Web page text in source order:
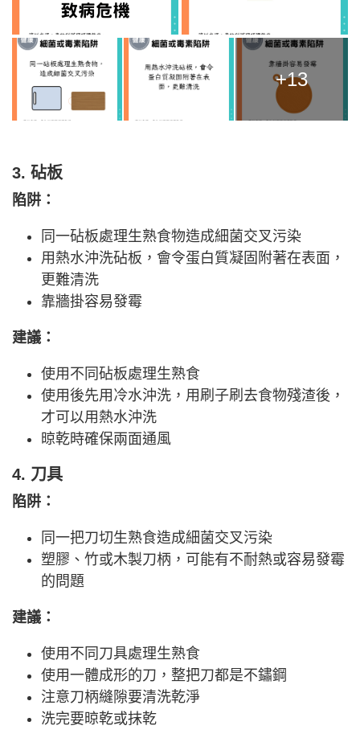
+13
3. 砧板
陷阱：
同一砧板處理生熟食物造成細菌交叉污染
用熱水沖洗砧板，會令蛋白質凝固附著在表面，
更難清洗
靠牆掛容易發霉
建議：
使用不同砧板處理生熟食
使用後先用冷水沖洗，用刷子刷去食物殘渣後，
才可以用熱水沖洗
晾乾時確保兩面通風
4. 刀具
陷阱：
同一把刀切生熟食造成細菌交叉污染
塑膠、竹或木製刀柄，可能有不耐熱或容易發霉
的問題
建議：
使用不同刀具處理生熟食
使用一體成形的刀，整把刀都是不鏽鋼
注意刀柄縫隙要清洗乾淨
洗完要晾乾或抹乾